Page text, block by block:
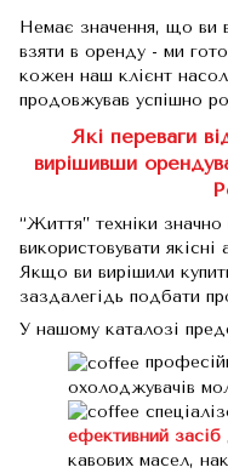
Немає значення, що ви
взяти в оренду - ми
кожен наш клієнт
продовжував успішно
Які переваги
вирішивши
“Життя” техніки
використовувати якісні
Якщо ви вирішили
заздалегідь подбати
У нашому каталозі
охолоджувачів
ефективний
кавових масел,